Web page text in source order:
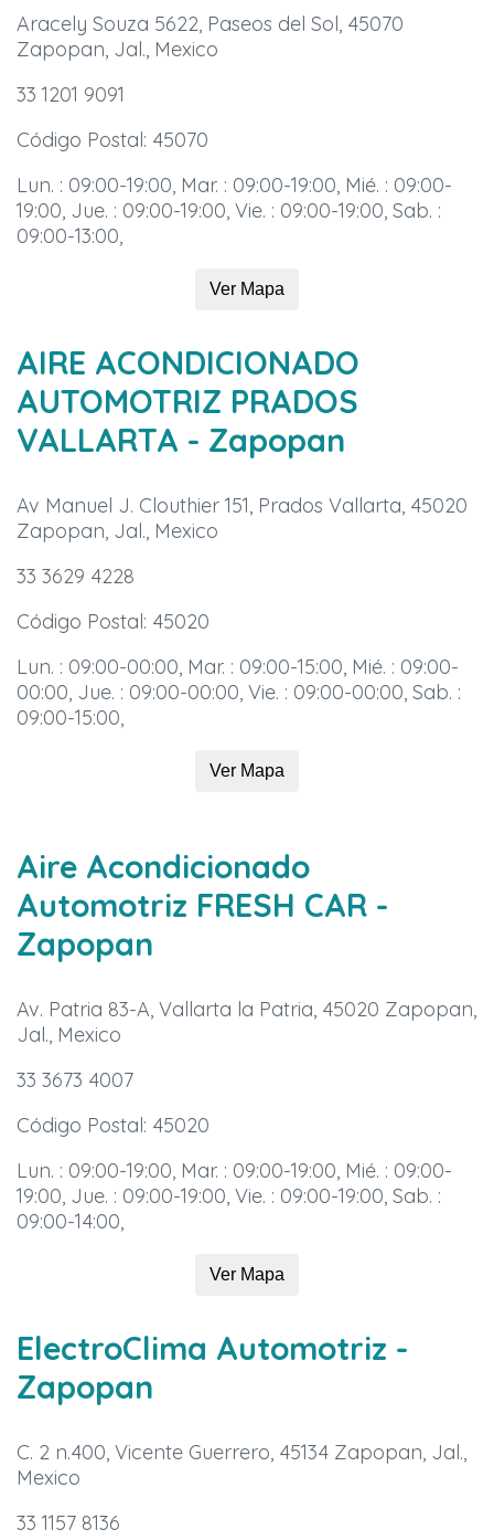
Aracely Souza 5622, Paseos del Sol, 45070
Zapopan, Jal., Mexico
33 1201 9091
Código Postal: 45070
Lun. : 09:00-19:00, Mar. : 09:00-19:00, Mié. : 09:00-
19:00, Jue. : 09:00-19:00, Vie. : 09:00-19:00, Sab. :
09:00-13:00,
Ver Mapa
AIRE ACONDICIONADO
AUTOMOTRIZ PRADOS
VALLARTA - Zapopan
Av Manuel J. Clouthier 151, Prados Vallarta, 45020
Zapopan, Jal., Mexico
33 3629 4228
Código Postal: 45020
Lun. : 09:00-00:00, Mar. : 09:00-15:00, Mié. : 09:00-
00:00, Jue. : 09:00-00:00, Vie. : 09:00-00:00, Sab. :
09:00-15:00,
Ver Mapa
Aire Acondicionado
Automotriz FRESH CAR -
Zapopan
Av. Patria 83-A, Vallarta la Patria, 45020 Zapopan,
Jal., Mexico
33 3673 4007
Código Postal: 45020
Lun. : 09:00-19:00, Mar. : 09:00-19:00, Mié. : 09:00-
19:00, Jue. : 09:00-19:00, Vie. : 09:00-19:00, Sab. :
09:00-14:00,
Ver Mapa
ElectroClima Automotriz -
Zapopan
C. 2 n.400, Vicente Guerrero, 45134 Zapopan, Jal.,
Mexico
33 1157 8136